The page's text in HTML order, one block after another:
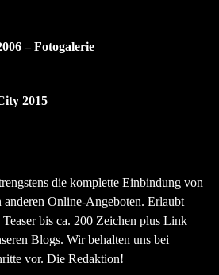
– Fotogalerie
2015
die komplette Einbindung von
Online-Angeboten. Erlaubt
bis ca. 200 Zeichen plus Link
Blogs. Wir behalten uns bei
vor. Die Redaktion!